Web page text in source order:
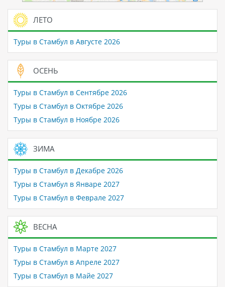
ЛЕТО
Туры в Стамбул в Августе 2026
ОСЕНЬ
Туры в Стамбул в Сентябре 2026
Туры в Стамбул в Октябре 2026
Туры в Стамбул в Ноябре 2026
ЗИМА
Туры в Стамбул в Декабре 2026
Туры в Стамбул в Январе 2027
Туры в Стамбул в Феврале 2027
ВЕСНА
Туры в Стамбул в Марте 2027
Туры в Стамбул в Апреле 2027
Туры в Стамбул в Майе 2027